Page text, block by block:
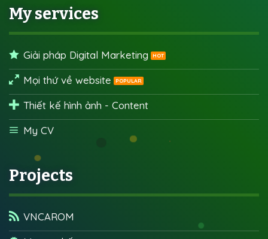
My services
Giải pháp Digital Marketing
Mọi thứ về website
Thiết kế hình ảnh - Content
My CV
Projects
VNCAROM